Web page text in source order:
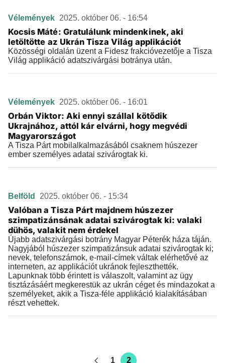
Vélemények 2025. október 06. - 16:54
Kocsis Máté: Gratulálunk mindenkinek, aki
letöltötte az Ukrán Tisza Világ applikációt
Közösségi oldalán üzent a Fidesz frakcióvezetője a Tisza
Világ applikáció adatszivárgási botránya után.
Vélemények 2025. október 06. - 16:01
Orbán Viktor: Aki ennyi szállal kötődik
Ukrajnához, attól kár elvárni, hogy megvédi
Magyarországot
A Tisza Párt mobilalkalmazásából csaknem húszezer
ember személyes adatai szivárogtak ki.
Belföld 2025. október 06. - 15:34
Valóban a Tisza Párt majdnem húszezer
szimpatizánsának adatai szivárogtak ki: valaki
dühös, valakit nem érdekel
Újabb adatszivárgási botrány Magyar Péterék háza táján.
Nagyjából húszezer szimpatizánsuk adatai szivárogtak ki;
nevek, telefonszámok, e-mail-címek váltak elérhetővé az
interneten, az applikációt ukránok fejleszthették.
Lapunknak több érintett is válaszolt, valamint az ügy
tisztázásáért megkerestük az ukrán céget és mindazokat a
személyeket, akik a Tisza-féle applikáció kialakításában
részt vehettek.
1 2